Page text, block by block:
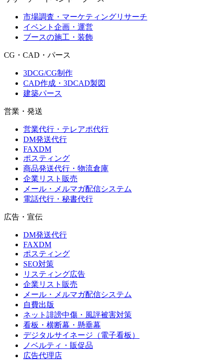
市場調査・マーケティングリサーチ
イベント企画・運営
ブースの施工・装飾
CG・CAD・パース
3DCG/CG制作
CAD作成・3DCAD製図
建築パース
営業・発送
営業代行・テレアポ代行
DM発送代行
FAXDM
ポスティング
商品発送代行・物流倉庫
企業リスト販売
メール・メルマガ配信システム
電話代行・秘書代行
広告・宣伝
DM発送代行
FAXDM
ポスティング
SEO対策
リスティング広告
企業リスト販売
メール・メルマガ配信システム
自費出版
ネット誹謗中傷・風評被害対策
看板・横断幕・懸垂幕
デジタルサイネージ（電子看板）
ノベルティ・販促品
広告代理店